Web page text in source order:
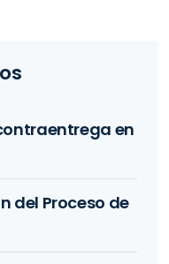
en
del Proceso de